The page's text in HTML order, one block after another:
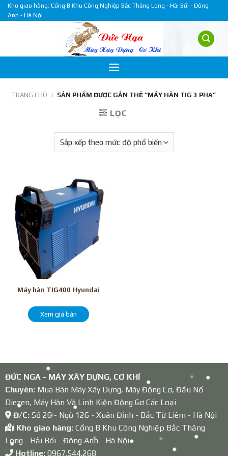
Skip
to
Kho giao hàng: Cổng B Khu Công Nghiệp Bắc Thăng Long - Hải Bối - Đông
Anh - Hà Nội
TRANG CHỦ / SẢN PHẨM ĐƯỢC GẮN THẺ “MÁY HÀN TIG 3 PHA”
LỌC
Máy hàn TIG400 Hyundai
Xem giá bán
ĐỨC NGA - MÁY XÂY DỰNG, CƠ KHÍ
Chuyên:Mua Bán Máy Xây Dựng, Máy Động Cơ, Đầu Nổ
Diezen, Máy Hàn Và Linh Kiện Động Cơ Các Loại
Đ/C: Số 26 - Ngõ 126 - Xuân Đỉnh - Bắc Từ Liêm - Hà Nội
Kho giao hàng: Cổng B Khu Công Nghiệp Bắc Thăng
Long - Hải Bối - Đông Anh - Hà Nội
Hotline: 0967.544.268